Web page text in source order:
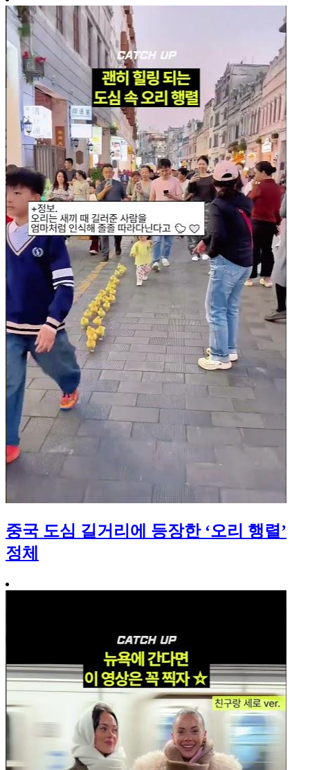
중국 도심 길거리에 등장한 ‘오리 행렬’
정체